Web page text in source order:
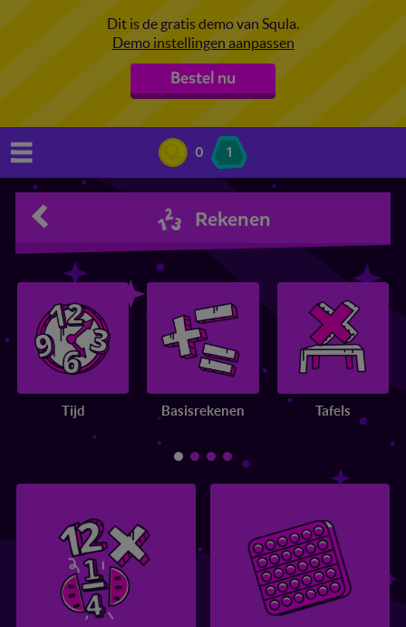
Dit is de gratis demo van Squla.
Demo instellingen aanpassen
Bestel nu
0 1
Rekenen
Tijd Basisrekenen Tafels